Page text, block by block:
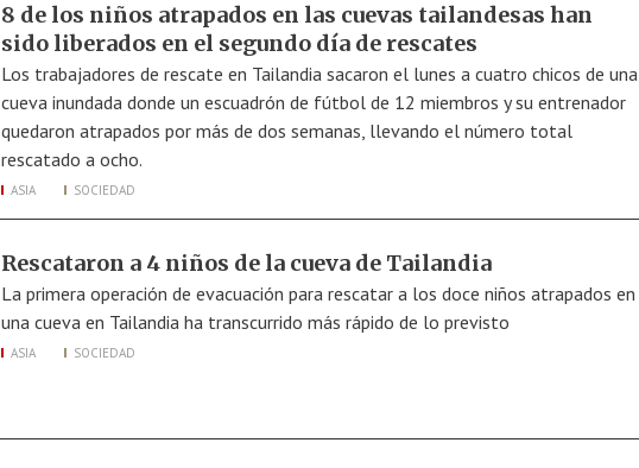
8 de los niños atrapados en las cuevas tailandesas han
sido liberados en el segundo día de rescates
Los trabajadores de rescate en Tailandia sacaron el lunes a cuatro chicos de una
cueva inundada donde un escuadrón de fútbol de 12 miembros y su entrenador
quedaron atrapados por más de dos semanas, llevando el número total
rescatado a ocho.
ASIA SOCIEDAD
Rescataron a 4 niños de la cueva de Tailandia
La primera operación de evacuación para rescatar a los doce niños atrapados en
una cueva en Tailandia ha transcurrido más rápido de lo previsto
ASIA SOCIEDAD